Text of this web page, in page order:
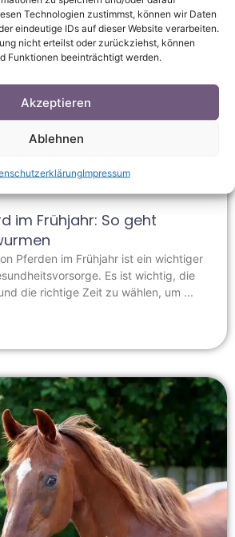
Technologien zustimmst, können wir Daten
eindeutige IDs auf dieser Website verarbeiten.
nicht erteilst oder zurückziehst, können
Funktionen beeinträchtigt werden.
Akzeptieren
Ablehnen
Impressum
im Frühjahr: So geht
Pferden im Frühjahr ist ein wichtiger
Es ist wichtig, die
die richtige Zeit zu wählen, um